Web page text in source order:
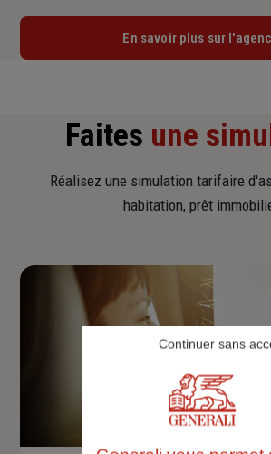
En savoir plus sur
Faites une
Réalisez une simulation tarifaire
habitation, prêt
Continuer sans